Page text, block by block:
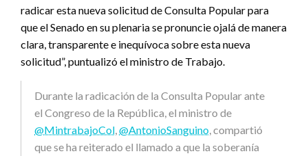
radicar esta nueva solicitud de Consulta Popular para
que el Senado en su plenaria se pronuncie ojalá de manera
clara, transparente e inequívoca sobre esta nueva
solicitud”, puntualizó el ministro de Trabajo.
Durante la radicación de la Consulta Popular ante
el Congreso de la República, el ministro de
@MintrabajoCol,@AntonioSanguino, compartió
que se ha reiterado el llamado a que la soberanía